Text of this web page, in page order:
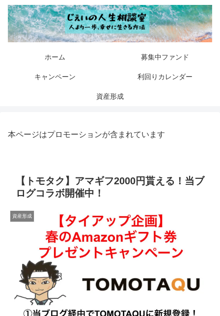
ホーム 募集中ファンド
キャンペーン 利回りカレンダー
資産形成
本ページはプロモーションが含まれています
【トモタク】アマギフ2000円貰える！当ブ
ログコラボ開催中！
資産形成